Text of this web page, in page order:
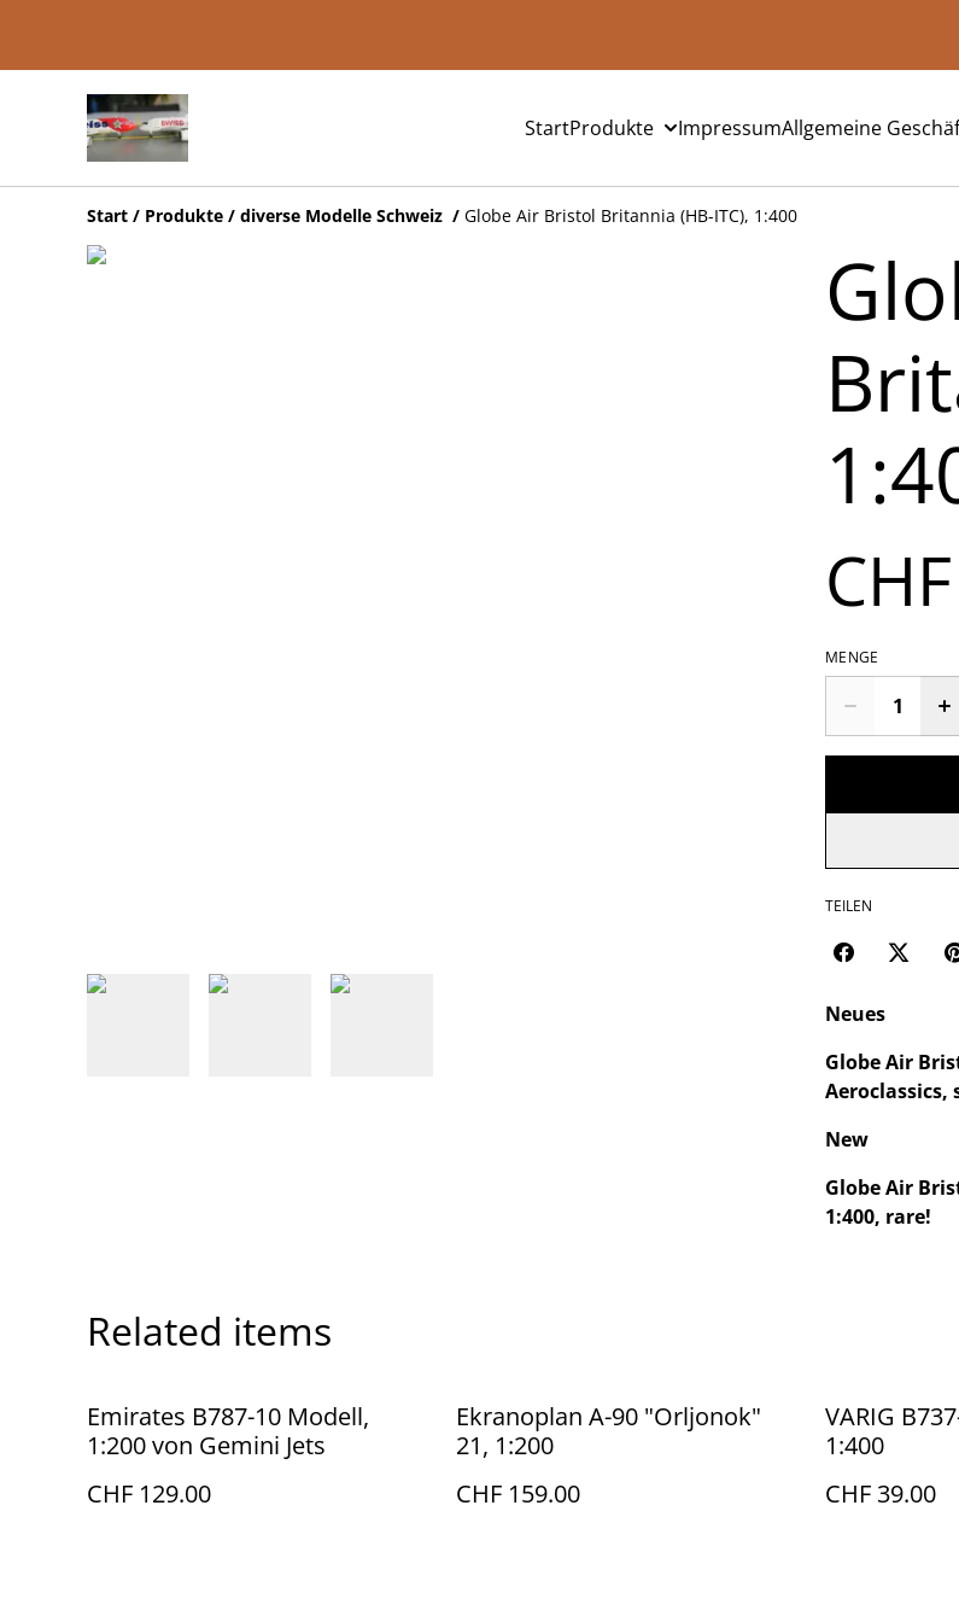
StartProdukte ImpressumAllgemeine
Start / Produkte / diverse Modelle Schweiz / Globe Air Bristol Britannia (HB-ITC), 1:400
MENGE
TEILEN
Neues
Globe Air
Aeroclassics,
New
Globe Air
1:400, rare!
Related items
Emirates B787-10 Modell,
1:200 von Gemini Jets
CHF 129.00
Ekranoplan A-90 "Orljonok"
21, 1:200
CHF 159.00
VARIG
1:400
CHF 39.00